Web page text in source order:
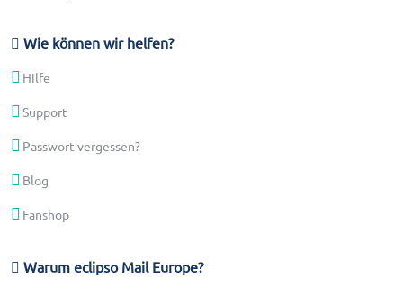
Wie können wir helfen?
Hilfe
Support
Passwort vergessen?
Blog
Fanshop
Warum eclipso Mail Europe?